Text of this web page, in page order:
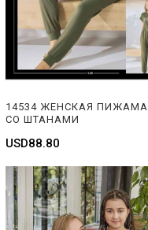
14534 ЖЕНСКАЯ ПИЖАМА
СО ШТАНАМИ
USD88.80